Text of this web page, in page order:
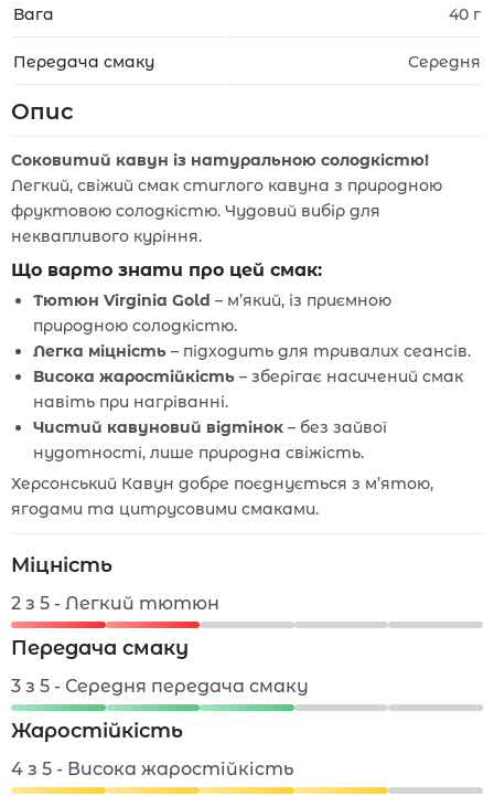
Вага 40 г
Передача смаку Середня
Опис
Соковитий кавун із натуральною солодкістю!
Легкий, свіжий смак стиглого кавуна з природною
фруктовою солодкістю. Чудовий вибір для
неквапливого куріння.
Що варто знати про цей смак:
Тютюн Virginia Gold – м’який, із приємною
природною солодкістю.
Легка міцність – підходить для тривалих сеансів.
Висока жаростійкість – зберігає насичений смак
навіть при нагріванні.
Чистий кавуновий відтінок – без зайвої
нудотності, лише природна свіжість.
Херсонський Кавун добре поєднується з м’ятою,
ягодами та цитрусовими смаками.
Міцність
2 з 5 - Легкий тютюн
Передача смаку
3 з 5 - Середня передача смаку
Жаростійкість
4 з 5 - Висока жаростійкість